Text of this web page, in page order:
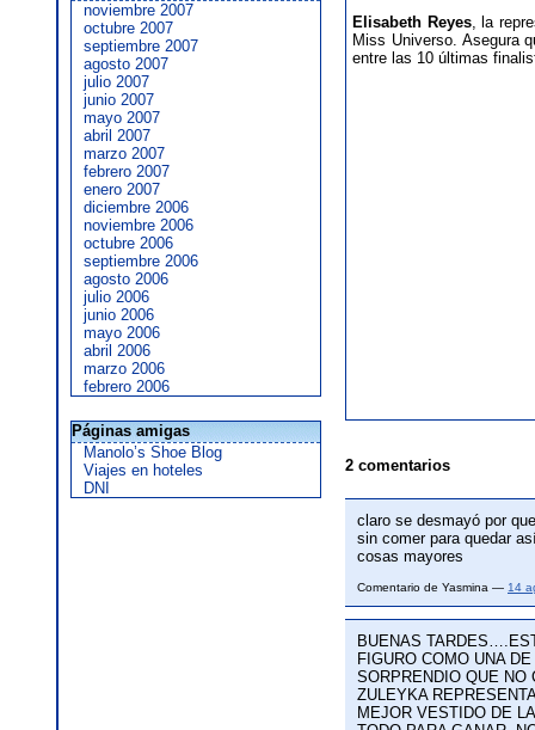
noviembre 2007
octubre 2007
septiembre 2007
agosto 2007
julio 2007
junio 2007
mayo 2007
abril 2007
marzo 2007
febrero 2007
enero 2007
diciembre 2006
noviembre 2006
octubre 2006
septiembre 2006
agosto 2006
julio 2006
junio 2006
mayo 2006
abril 2006
marzo 2006
febrero 2006
Páginas amigas
Manolo’s Shoe Blog
Viajes en hoteles
DNI
Elisabeth Reyes, la
Miss Universo. Asegura
entre las 10 últimas
2 comentarios
claro se desmayó por
sin comer para quedar
cosas mayores
Comentario de Yasmina — 14
BUENAS
FIGURO COMO UNA
SORPRENDIO QUE
ZULEYKA
MEJOR VESTIDO DE